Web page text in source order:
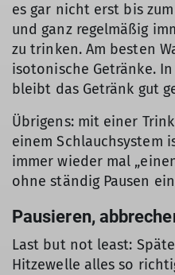
es gar nicht erst bis
und ganz regelmäßig
zu trinken. Am besten
isotonische Getränke.
bleibt das Getränk gut
Übrigens: mit einer
einem Schlauchsystem
immer wieder mal
ohne ständig Pausen
Pausieren,
Last but not least:
Hitzewelle alles so